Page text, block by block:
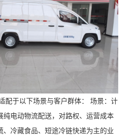
配于以下场景与客户群体： 场景：计
纯电动物流配送，对路权、运营成本
、冷藏食品、短途冷链快递为主的业